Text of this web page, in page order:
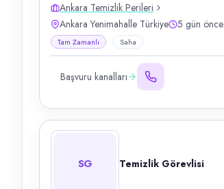
Ankara Temizlik Perileri
Ankara Yenimahalle Türkiye
5 gün önce
Tam Zamanlı Saha
Başvuru kanalları
SG Temizlik Görevlisi